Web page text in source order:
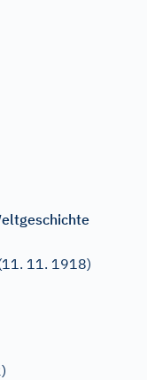
11. 1918)